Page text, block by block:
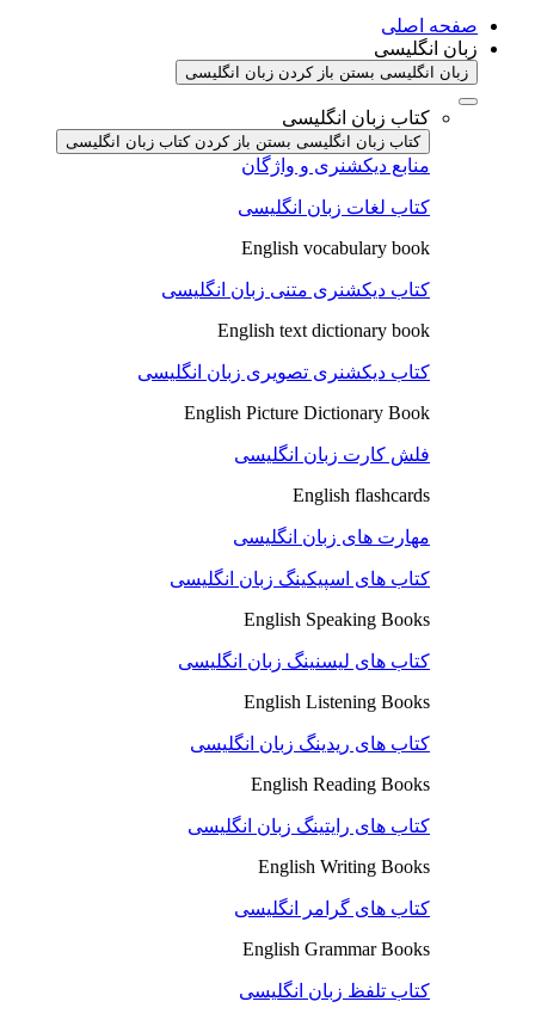
صفحه اصلی
زبان انگلیسی
زبان انگلیسی بستن باز کردن زبان انگلیسی
کتاب زبان انگلیسی
کتاب زبان انگلیسی بستن باز کردن کتاب زبان انگلیسی
منابع دیکشنری و واژگان
کتاب لغات زبان انگلیسی
English vocabulary book
کتاب دیکشنری متنی زبان انگلیسی
English text dictionary book
کتاب دیکشنری تصویری زبان انگلیسی
English Picture Dictionary Book
فلش کارت زبان انگلیسی
English flashcards
مهارت های زبان انگلیسی
کتاب های اسپیکینگ زبان انگلیسی
English Speaking Books
کتاب های لیسنینگ زبان انگلیسی
English Listening Books
کتاب های ریدینگ زبان انگلیسی
English Reading Books
کتاب های رایتینگ زبان انگلیسی
English Writing Books
کتاب های گرامر انگلیسی
English Grammar Books
کتاب تلفظ زبان انگلیسی